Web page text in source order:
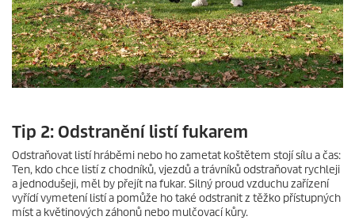
Tip 2: Odstranění listí fukarem
Odstraňovat listí hráběmi nebo ho zametat koštětem stojí sílu a čas:
Ten, kdo chce listí z chodníků, vjezdů a trávníků odstraňovat rychleji
a jednodušeji, měl by přejít na fukar. Silný proud vzduchu zařízení
vyřídí vymetení listí a pomůže ho také odstranit z těžko přístupných
míst a květinových záhonů nebo mulčovací kůry.